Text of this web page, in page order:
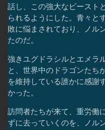
話し、この強大なビースト
られるようにした。青々と
敗に悩まされており、ノル
たのだ。
強きユグドラシルとエメラ
と、世界中のドラゴンたち
を維持している誰かに感謝
かった。
訪問者たちが来て、重労働
ずに去っていくのを、ノル